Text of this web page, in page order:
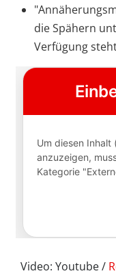
die Spähern
Verfügung
Video: Youtube /